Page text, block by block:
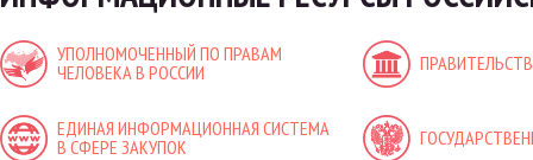
УПОЛНОМОЧЕННЫЙ ПО ПРАВАМ
ЧЕЛОВЕКА В РОССИИ
ЕДИНАЯ ИНФОРМАЦИОННАЯ СИСТЕМА
В СФЕРЕ ЗАКУПОК